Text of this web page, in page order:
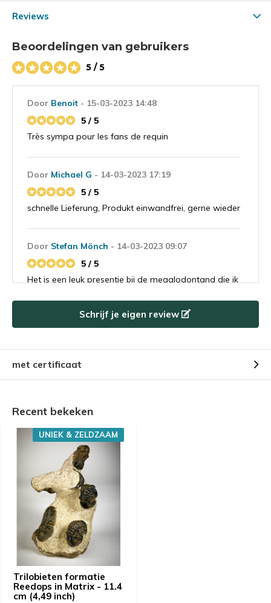
Reviews
Beoordelingen van gebruikers
5 / 5
Door Benoit - 15-03-2023 14:48
5 / 5
Très sympa pour les fans de requin
Door Michael G - 14-03-2023 17:19
5 / 5
schnelle Lieferung, Produkt einwandfrei, gerne wieder
Door Stefan Mönch - 14-03-2023 09:07
5 / 5
Het is een leuk presentje bij de megalodontand die ik
gegeven aan mijn buurjongetje van 9 die is er
helemaal gek van. Ik denk dat hij ook een
Schrijf je eigen review
met certificaat
Recent bekeken
Trilobieten formatie
Reedops in Matrix - 11.4
cm (4,49 inch)
UNIEK & ZELDZAAM